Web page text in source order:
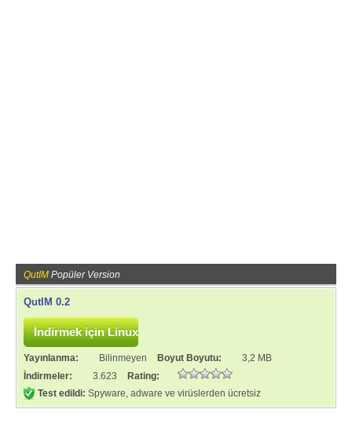
QutIM Popüler Version
QutIM 0.2
Yayınlanma: Bilinmeyen Boyut Boyutu:
3,2 MB
İndirmeler:
3.623
Rating:
Test edildi: Spyware, adware ve virüslerden ücretsiz